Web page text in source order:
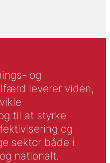
og
leverer viden,
til at styrke
og
sektor både i
nationalt.